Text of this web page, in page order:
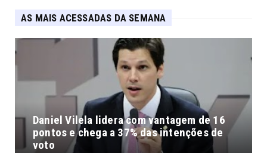
AS MAIS ACESSADAS DA SEMANA
Daniel Vilela lidera com vantagem de 16
pontos e chega a 37% das intenções de
voto